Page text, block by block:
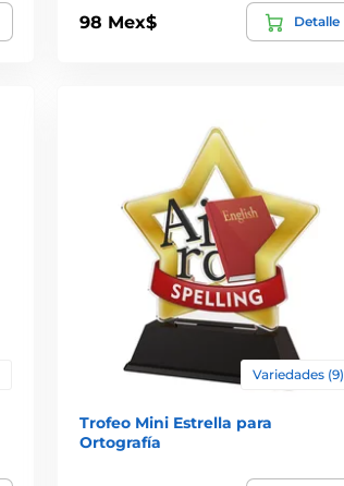
98 Mex$ Detalle
Variedades (9)
Trofeo Mini Estrella para
Ortografía